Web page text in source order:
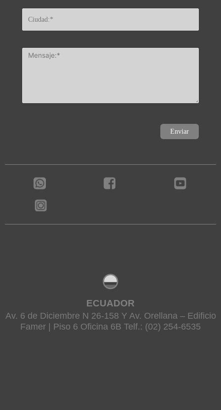
ECUADOR
Av. 6 de Diciembre N 26-158 Y Av. Orellana – Edificio
Famer | Piso 6 Oficina 6B Telf.: (02) 254-6535